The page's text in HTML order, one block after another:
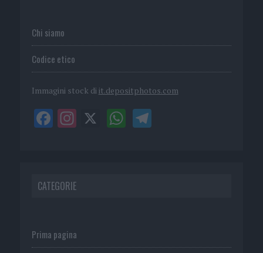
Chi siamo
Codice etico
Immagini stock di it.depositphotos.com
CATEGORIE
Prima pagina